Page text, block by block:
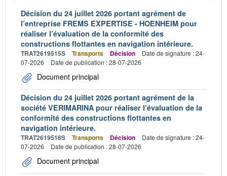
Décision du 24 juillet 2026 portant agrément de
l’entreprise FREMS EXPERTISE - HOENHEIM pour
réaliser l’évaluation de la conformité des
constructions flottantes en navigation intérieure.
TRAT2619515S Transports Décision
Date de signature : 24-
07-2026
Date de publication : 28-07-2026
Document principal
Décision du 24 juillet 2026 portant agrément de la
société VERIMARINA pour réaliser l’évaluation de la
conformité des constructions flottantes en
navigation intérieure.
TRAT2619518S Transports Décision
Date de signature : 24-
07-2026
Date de publication : 28-07-2026
Document principal